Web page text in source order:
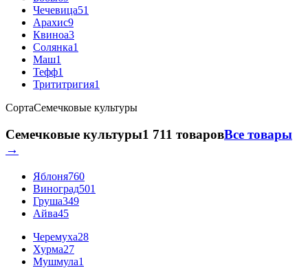
Чечевица51
Арахис9
Квиноа3
Солянка1
Маш1
Тефф1
Трититригия1
СортаСемечковые культуры
Семечковые культуры1 711 товаровВсе товары
→
Яблоня760
Виноград501
Груша349
Айва45
Черемуха28
Хурма27
Мушмула1